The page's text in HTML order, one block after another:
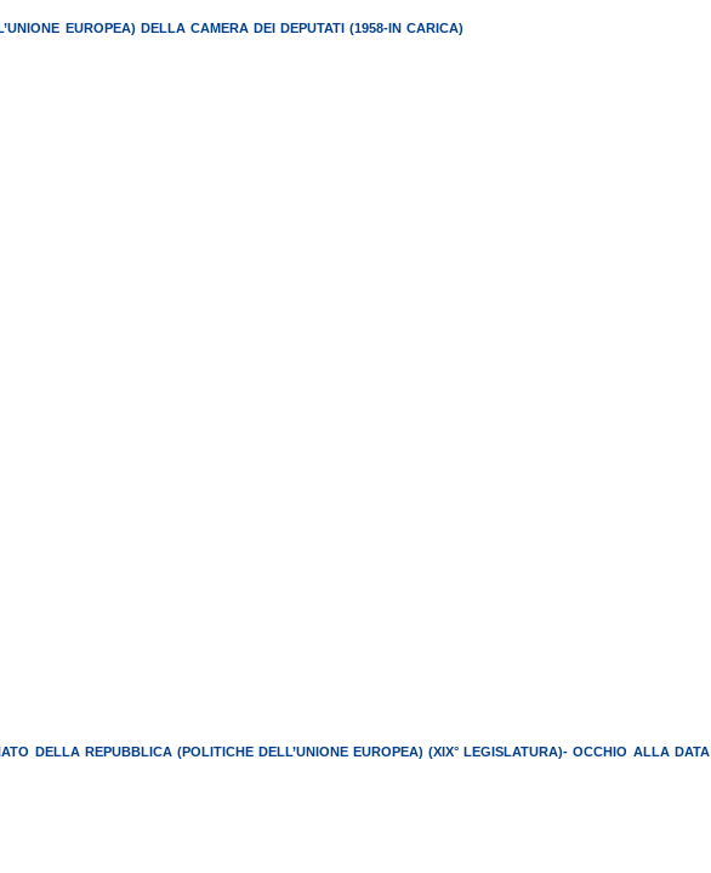
EUROPEA) DELLA CAMERA DEI DEPUTATI (1958-IN CARICA)
DELLA REPUBBLICA (POLITICHE DELL’UNIONE EUROPEA) (XIX° LEGISLATURA)- OCCHIO ALLA DATA